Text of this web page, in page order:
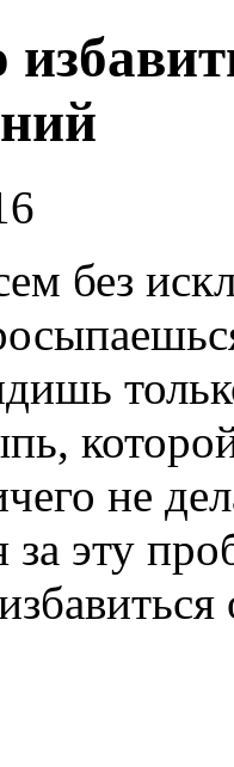
без
не
за эту